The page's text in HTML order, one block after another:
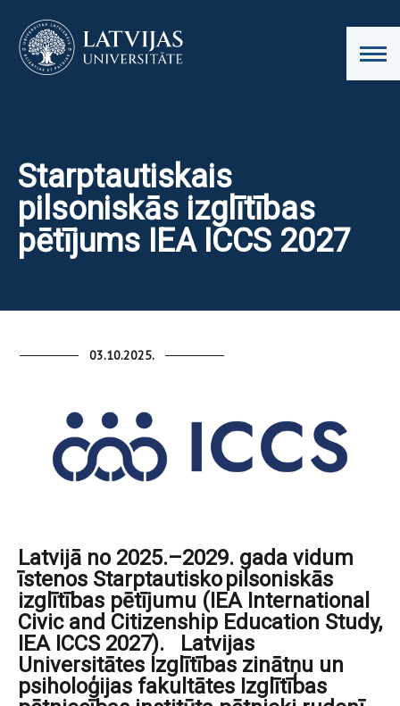
Starptautiskais
pilsoniskās izglītības
pētījums IEA ICCS 2027
03.10.2025.
Latvijā no 2025.–2029. gada vidum
īstenos Starptautisko pilsoniskās
izglītības pētījumu (IEA International
Civic and Citizenship Education Study,
IEA ICCS 2027). Latvijas
Universitātes Izglītības zinātņu un
psiholoģijas fakultātes Izglītības